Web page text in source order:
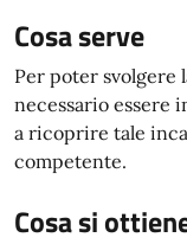
Cosa serve
Per poter svolgere
necessario essere
a ricoprire tale
competente.
Cosa si